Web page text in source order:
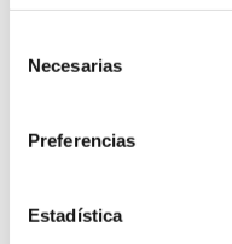
Necesarias
Preferencias
Estadística
Accompagnement
apprentissage et
aventure
Costa Blanca
, idéale